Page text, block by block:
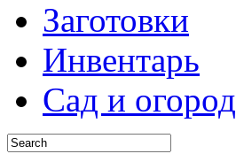
Заготовки
Инвентарь
Сад и огород